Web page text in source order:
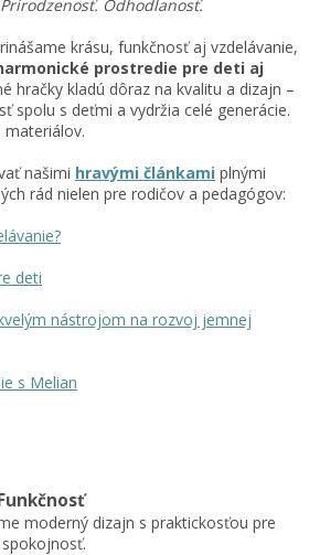
Odhodlanosť.
krásu, funkčnosť aj vzdelávanie,
prostredie pre deti aj
hračky kladú dôraz na kvalitu a dizajn –
spolu s deťmi a vydržia celé generácie.
materiálov.
našimi hravými článkami plnými
rád nielen pre rodičov a pedagógov:
deti
nástrojom na rozvoj jemnej
s Melian
moderný dizajn s praktickosťou pre